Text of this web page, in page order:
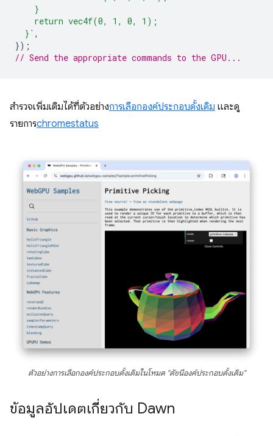
    }
    return vec4f(0, 1, 0, 1);
  }`
,
});
// Send the appropriate commands to the GPU...
สำรวจเพิ่มเติมได้ที่ตัวอย่างการเลือกองค์ประกอบดั้งเดิม และดู
รายการchromestatus
ตัวอย่างการเลือกองค์ประกอบดั้งเดิมในโหมด "ดัชนีองค์ประกอบดั้งเดิม"
ข้อมูลอัปเดตเกี่ยวกับ Dawn